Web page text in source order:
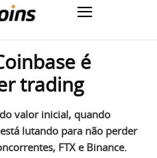
é
trading
valor inicial, quando
lutando para não perder
FTX e Binance.